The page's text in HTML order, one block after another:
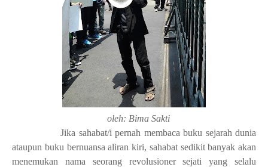
oleh: Bima Sakti
Jika sahabat/i pernah membaca buku sejarah dunia
ataupun buku bernuansa aliran kiri, sahabat sedikit banyak akan
menemukan nama seorang revolusioner sejati yang selalu